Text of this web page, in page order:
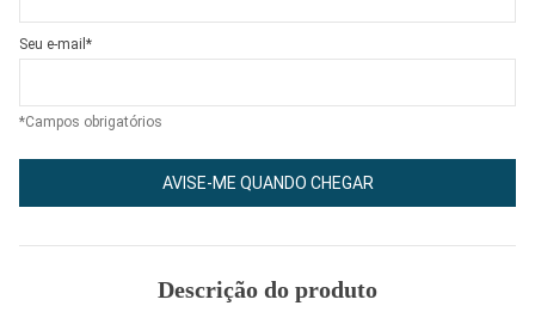
Seu e-mail*
*Campos obrigatórios
AVISE-ME QUANDO CHEGAR
Descrição do produto